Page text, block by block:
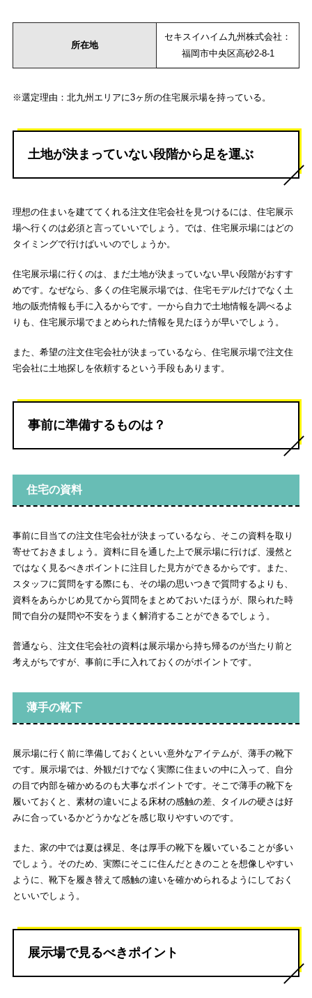
所在地
セキスイハイム九州株式会社：
福岡市中央区高砂2-8-1
※選定理由：北九州エリアに3ヶ所の住宅展示場を持っている。
土地が決まっていない段階から足を運ぶ
理想の住まいを建ててくれる注文住宅会社を見つけるには、住宅展示
場へ行くのは必須と言っていいでしょう。では、住宅展示場にはどの
タイミングで行けばいいのでしょうか。
住宅展示場に行くのは、まだ土地が決まっていない早い段階がおすす
めです。なぜなら、多くの住宅展示場では、住宅モデルだけでなく土
地の販売情報も手に入るからです。一から自力で土地情報を調べるよ
りも、住宅展示場でまとめられた情報を見たほうが早いでしょう。
また、希望の注文住宅会社が決まっているなら、住宅展示場で注文住
宅会社に土地探しを依頼するという手段もあります。
事前に準備するものは？
住宅の資料
事前に目当ての注文住宅会社が決まっているなら、そこの資料を取り
寄せておきましょう。資料に目を通した上で展示場に行けば、漫然と
ではなく見るべきポイントに注目した見方ができるからです。また、
スタッフに質問をする際にも、その場の思いつきで質問するよりも、
資料をあらかじめ見てから質問をまとめておいたほうが、限られた時
間で自分の疑問や不安をうまく解消することができるでしょう。
普通なら、注文住宅会社の資料は展示場から持ち帰るのが当たり前と
考えがちですが、事前に手に入れておくのがポイントです。
薄手の靴下
展示場に行く前に準備しておくといい意外なアイテムが、薄手の靴下
です。展示場では、外観だけでなく実際に住まいの中に入って、自分
の目で内部を確かめるのも大事なポイントです。そこで薄手の靴下を
履いておくと、素材の違いによる床材の感触の差、タイルの硬さは好
みに合っているかどうかなどを感じ取りやすいのです。
また、家の中では夏は裸足、冬は厚手の靴下を履いていることが多い
でしょう。そのため、実際にそこに住んだときのことを想像しやすい
ように、靴下を履き替えて感触の違いを確かめられるようにしておく
といいでしょう。
展示場で見るべきポイント